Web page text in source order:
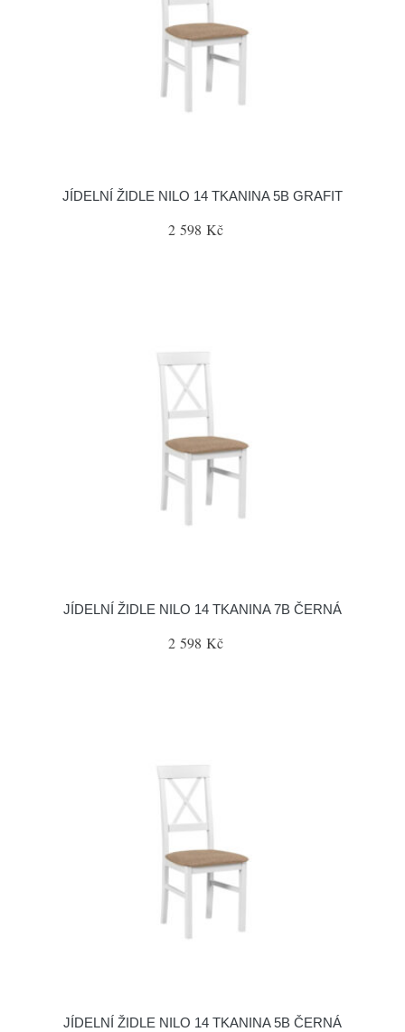
JÍDELNÍ ŽIDLE NILO 14 TKANINA 5B GRAFIT
2 598 Kč
JÍDELNÍ ŽIDLE NILO 14 TKANINA 7B ČERNÁ
2 598 Kč
JÍDELNÍ ŽIDLE NILO 14 TKANINA 5B ČERNÁ